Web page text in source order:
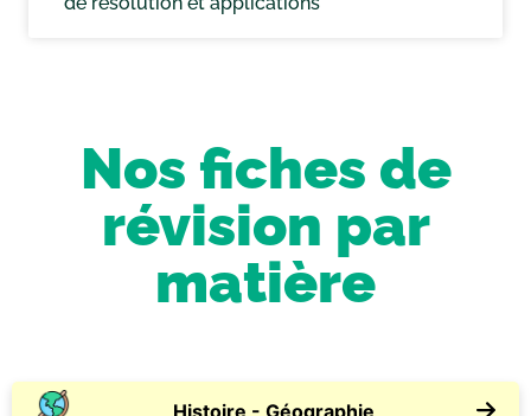
Nos fiches de
révision par
matière
Histoire - Géographie